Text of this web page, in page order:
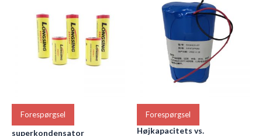
Forespørgsel
superkondensator
Forespørgsel
Højkapacitets vs.